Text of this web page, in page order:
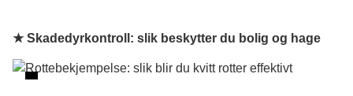
★ Skadedyrkontroll: slik beskytter du bolig og hage